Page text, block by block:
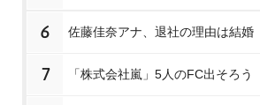
6 佐藤佳奈アナ、退社の理由は結婚
7 「株式会社嵐」5人のFC出そろう